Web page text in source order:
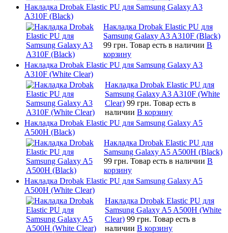
Накладка Drobak Elastic PU для Samsung Galaxy A3
A310F (Black)
Накладка Drobak Elastic PU для
Samsung Galaxy A3 A310F (Black)
99 грн. Товар есть в наличии В
корзину
Накладка Drobak Elastic PU для Samsung Galaxy A3
A310F (White Clear)
Накладка Drobak Elastic PU для
Samsung Galaxy A3 A310F (White
Clear) 99 грн. Товар есть в
наличии В корзину
Накладка Drobak Elastic PU для Samsung Galaxy A5
A500H (Black)
Накладка Drobak Elastic PU для
Samsung Galaxy A5 A500H (Black)
99 грн. Товар есть в наличии В
корзину
Накладка Drobak Elastic PU для Samsung Galaxy A5
A500H (White Clear)
Накладка Drobak Elastic PU для
Samsung Galaxy A5 A500H (White
Clear) 99 грн. Товар есть в
наличии В корзину